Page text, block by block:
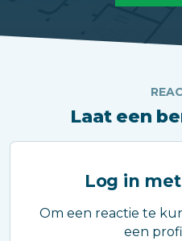
Laat een
Log in
Om een reactie te
een